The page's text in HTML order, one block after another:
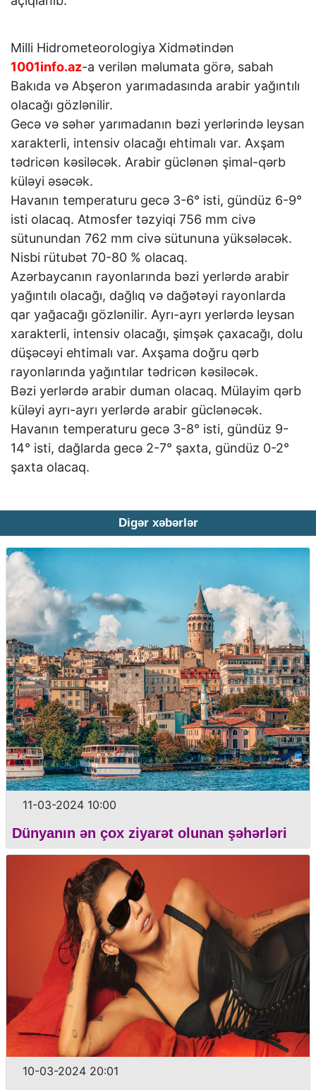
Milli Hidrometeorologiya Xidmətindən
1001info.az-a verilən məlumata görə, sabah
Bakıda və Abşeron yarımadasında arabir yağıntılı
olacağı gözlənilir.
Gecə və səhər yarımadanın bəzi yerlərində leysan
xarakterli, intensiv olacağı ehtimalı var. Axşam
tədricən kəsiləcək. Arabir güclənən şimal-qərb
küləyi əsəcək.
Havanın temperaturu gecə 3-6° isti, gündüz 6-9°
isti olacaq. Atmosfer təzyiqi 756 mm civə
sütunundan 762 mm civə sütununa yüksələcək.
Nisbi rütubət 70-80 % olacaq.
Azərbaycanın rayonlarında bəzi yerlərdə arabir
yağıntılı olacağı, dağlıq və dağətəyi rayonlarda
qar yağacağı gözlənilir. Ayrı-ayrı yerlərdə leysan
xarakterli, intensiv olacağı, şimşək çaxacağı, dolu
düşəcəyi ehtimalı var. Axşama doğru qərb
rayonlarında yağıntılar tədricən kəsiləcək.
Bəzi yerlərdə arabir duman olacaq. Mülayim qərb
küləyi ayrı-ayrı yerlərdə arabir güclənəcək.
Havanın temperaturu gecə 3-8° isti, gündüz 9-
14° isti, dağlarda gecə 2-7° şaxta, gündüz 0-2°
şaxta olacaq.
Digər xəbərlər
11-03-2024 10:00
Dünyanın ən çox ziyarət olunan şəhərləri
10-03-2024 20:01